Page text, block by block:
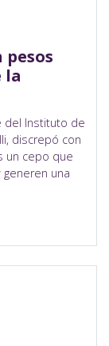
pesos
la
del Instituto de
discrepó con
un cepo que
una